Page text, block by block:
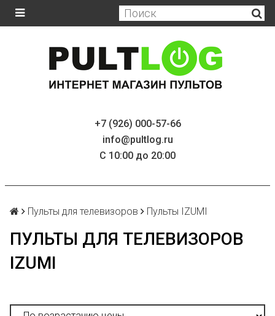
+7 (926) 000-57-66
info@pultlog.ru
С 10:00 до 20:00
Пульты для телевизоров Пульты IZUMI
ПУЛЬТЫ ДЛЯ ТЕЛЕВИЗОРОВ
IZUMI